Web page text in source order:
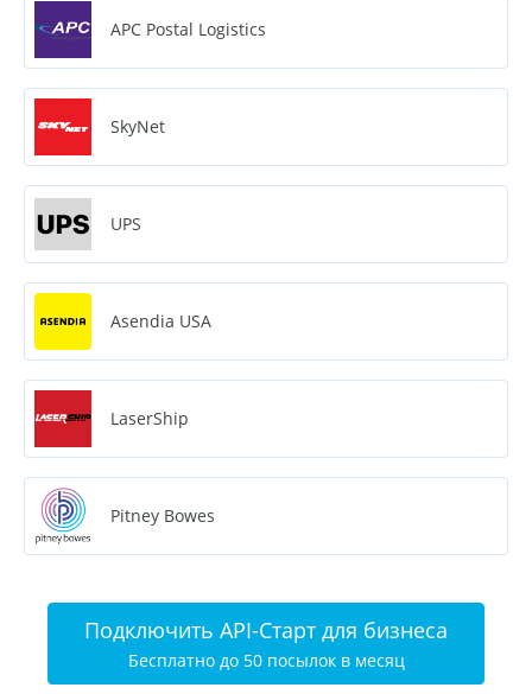
APC Postal Logistics
SkyNet
UPS
Asendia USA
LaserShip
Pitney Bowes
Подключить API-Старт для бизнеса
Бесплатно до 50 посылок в месяц